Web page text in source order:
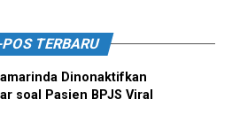
TERBARU
Dinonaktifkan
soal Pasien BPJS Viral